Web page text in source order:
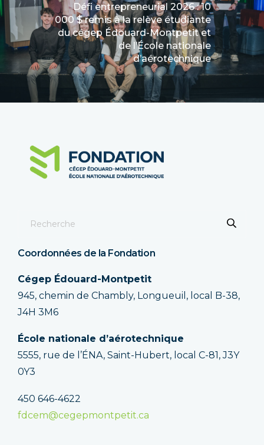
Défi entrepreneurial 2026 : 10
000 $ remis à la relève étudiante
du cégep Édouard-Montpetit et
de l’École nationale
d’aérotechnique
Coordonnées de la Fondation
Cégep Édouard-Montpetit
945, chemin de Chambly, Longueuil, local B-38,
J4H 3M6
École nationale d’aérotechnique
5555, rue de l’ÉNA, Saint-Hubert, local C-81, J3Y
0Y3
450 646-4622
fdcem@cegepmontpetit.ca